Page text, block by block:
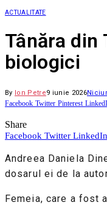
ACTUALITATE
Tânăra
biologici
By Ion Petre9 iunie 2026
Facebook Twitter Pinterest
Share
Facebook Twitter LinkedIn
Andreea Daniela
dosarul ei de la
Femeia, care a fost